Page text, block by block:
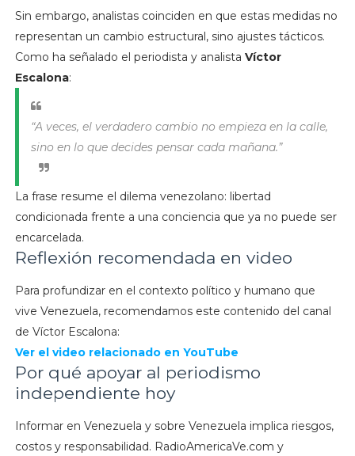
Sin embargo, analistas coinciden en que estas medidas no
representan un cambio estructural, sino ajustes tácticos.
Como ha señalado el periodista y analista Víctor
Escalona:
“A veces, el verdadero cambio no empieza en la calle,
sino en lo que decides pensar cada mañana.”
La frase resume el dilema venezolano: libertad
condicionada frente a una conciencia que ya no puede ser
encarcelada.
Reflexión recomendada en video
Para profundizar en el contexto político y humano que
vive Venezuela, recomendamos este contenido del canal
de Víctor Escalona:
Ver el video relacionado en YouTube
Por qué apoyar al periodismo
independiente hoy
Informar en Venezuela y sobre Venezuela implica riesgos,
costos y responsabilidad. RadioAmericaVe.com y